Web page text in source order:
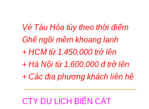
Vé Tàu Hỏa tùy theo thời điểm
Ghế ngồi mềm khoang lạnh
+ HCM từ 1.450.000 trở lên
+ Hà Nội từ 1.600.000 đ trở lên
+ Các địa phương khách liên hệ
——————————————-
CTY DU LỊCH BIỂN CÁT